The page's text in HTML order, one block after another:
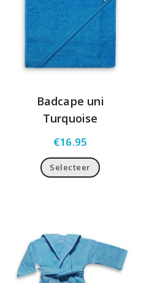
Badcape uni
Turquoise
€16.95
Selecteer